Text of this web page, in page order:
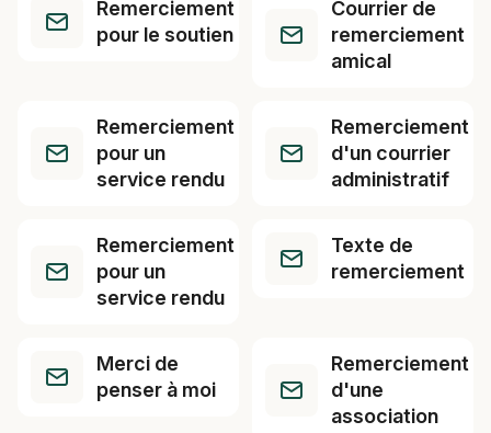
Remerciement
pour le soutien
Courrier de
remerciement
amical
Remerciement
pour un
service rendu
Remerciement
d'un courrier
administratif
Remerciement
pour un
service rendu
Texte de
remerciement
Merci de
penser à moi
Remerciement
d'une
association